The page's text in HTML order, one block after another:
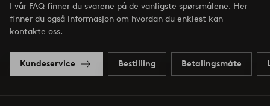
I vår FAQ finner du svarene på de vanligste spørsmålene. Her
finner du også informasjon om hvordan du enklest kan
kontakte oss.
Kundeservice Bestilling Betalingsmåte